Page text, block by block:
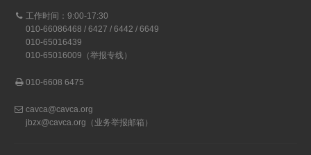
工作时间：9:00-17:30
010-66086468 / 6427 / 6442 / 6649
010-65016439
010-65016009（举报专线）
010-6608 6475
cavca@cavca.org
jbzx@cavca.org （业务举报邮箱）